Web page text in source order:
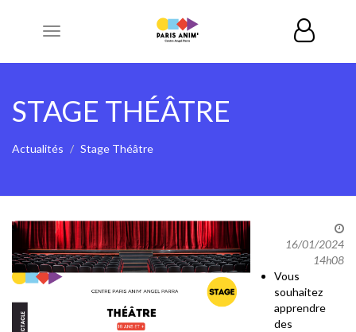
Toggle
STAGE THÉÂTRE
Actualités Stage Théâtre
16/01/2024
14h08
Vous
souhaitez
apprendre
des